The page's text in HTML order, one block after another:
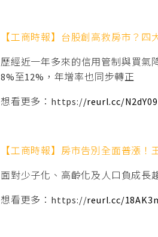
【工商時報】台股創高救房市？
歷經近一年多來的信用管制與買氣
8%至12%，年增率也同步轉正
想看更多：https://reurl.cc/N2dY09
【工商時報】房市告別全面普漲
面對少子化、高齡化及人口負成長
想看更多：https://reurl.cc/